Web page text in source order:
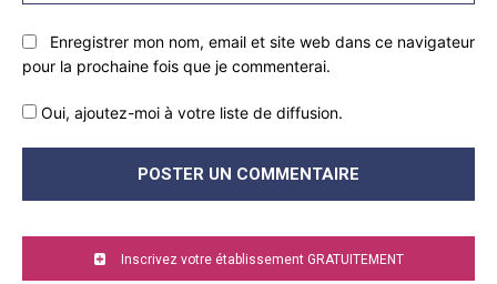
Enregistrer mon nom, email et site web dans ce navigateur
pour la prochaine fois que je commenterai.
Oui, ajoutez-moi à votre liste de diffusion.
Inscrivez votre établissement GRATUITEMENT